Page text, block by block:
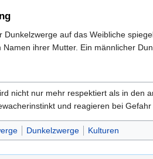
Dunkelzwerge auf das Weibliche
Namen ihrer Mutter. Ein männlicher
nicht nur mehr respektiert als in den
und reagieren bei Gefahr
Dunkelzwerge Kulturen